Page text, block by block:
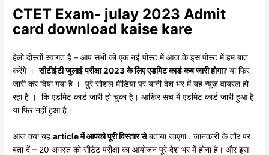
CTET Exam- julay 2023 Admit
card download kaise kare
हेलो दोस्तों स्वागत है – आप सभी को एक नई पोस्ट में आज के इस पोस्ट में हम बात
करेंगे ।सीटीईटी जुलाई परीक्षा 2023 के लिए एडमिट कार्ड कब जारी होगा?या फिर
जारी कर दिया गया है । पुरे सोशल मीडिया पर यानी देश भर में यह न्यूज़ वायरल हो
रहा है । कि एडमिट कार्ड जारी हो चुका है। आखिर सच में एडमिट कार्ड जारी हुआ है
या फिर नहीं हुआ है।
आज क्या यहarticle में आपको पूरी विस्तार सेबताया जाएगा . जानकारी के तौर पर
बता दें – 20 अगस्त को सीटेट परीक्षा का आयोजन पूरे देश भर में होना है। और इस